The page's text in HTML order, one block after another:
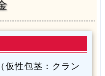
仮性包茎：クラン